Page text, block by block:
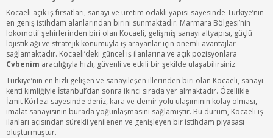
Kocaeli açık iş fırsatları, sanayi ve üretim odaklı yapısı sayesinde Türkiye’nin
en geniş istihdam alanlarından birini sunmaktadır. Marmara Bölgesi’nin
lokomotif şehirlerinden biri olan Kocaeli, gelişmiş sanayi altyapısı, güçlü
lojistik ağı ve stratejik konumuyla iş arayanlar için önemli avantajlar
sağlamaktadır. Kocaeli’deki güncel iş ilanlarına ve açık pozisyonlara
Cvbenim aracılığıyla hızlı, güvenli ve etkili bir şekilde ulaşabilirsiniz.
Türkiye’nin en hızlı gelişen ve sanayileşen illerinden biri olan Kocaeli, sanayi
kenti kimliğiyle İstanbul’dan sonra ikinci sırada yer almaktadır. Özellikle
İzmit Körfezi sayesinde deniz, kara ve demir yolu ulaşımının kolay olması,
imalat sanayisinin burada yoğunlaşmasını sağlamıştır. Bu durum, Kocaeli iş
ilanları açısından sürekli yenilenen ve genişleyen bir istihdam piyasası
oluşturmuştur.